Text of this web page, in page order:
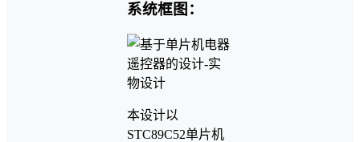
系统框图：
本设计以
STC89C52单片机